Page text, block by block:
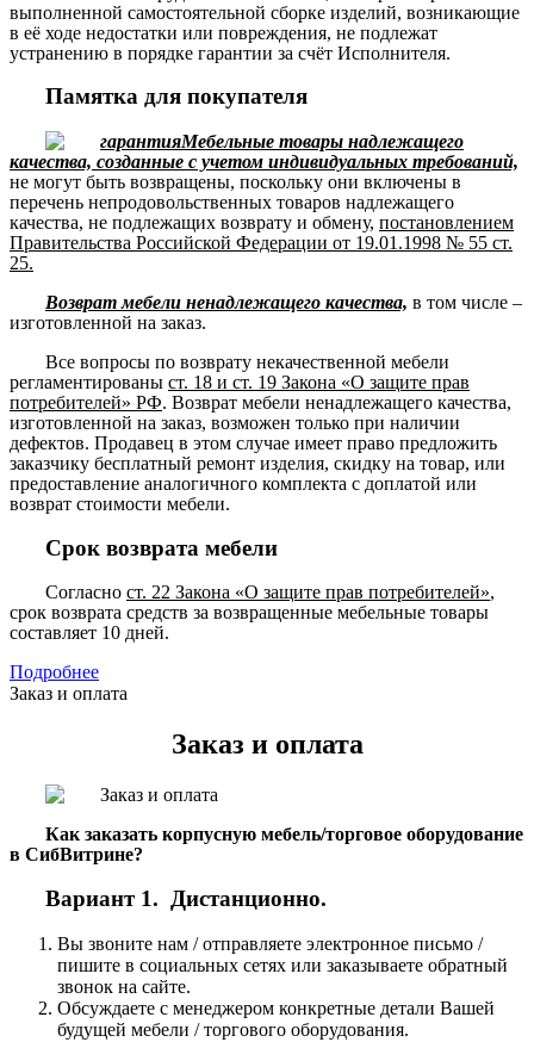
выполненной самостоятельной сборке изделий, возникающие
в её ходе недостатки или повреждения, не подлежат
устранению в порядке гарантии за счёт Исполнителя.
Памятка для покупателя
Мебельные товары надлежащего
качества, созданные с учетом индивидуальных требований,
не могут быть возвращены, поскольку они включены в
перечень непродовольственных товаров надлежащего
качества, не подлежащих возврату и обмену, постановлением
Правительства Российской Федерации от 19.01.1998 № 55 ст.
25.
Возврат мебели ненадлежащего качества, в том числе –
изготовленной на заказ.
Все вопросы по возврату некачественной мебели
регламентированы ст. 18 и ст. 19 Закона «О защите прав
потребителей» РФ. Возврат мебели ненадлежащего качества,
изготовленной на заказ, возможен только при наличии
дефектов. Продавец в этом случае имеет право предложить
заказчику бесплатный ремонт изделия, скидку на товар, или
предоставление аналогичного комплекта с доплатой или
возврат стоимости мебели.
Срок возврата мебели
Согласно ст. 22 Закона «О защите прав потребителей»,
срок возврата средств за возвращенные мебельные товары
составляет 10 дней.
Подробнее
Заказ и оплата
Заказ и оплата
Как заказать корпусную мебель/торговое оборудование
в СибВитрине?
Вариант 1. Дистанционно.
Вы звоните нам / отправляете электронное письмо /
пишите в социальных сетях или заказываете обратный
звонок на сайте.
Обсуждаете с менеджером конкретные детали Вашей
будущей мебели / торгового оборудования.